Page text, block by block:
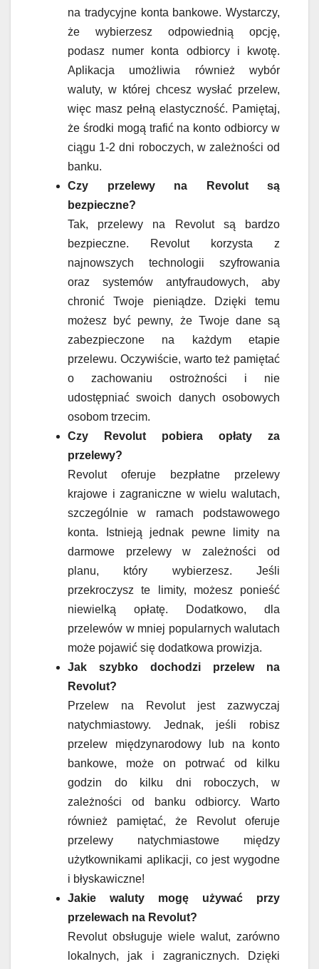
na tradycyjne konta bankowe. Wystarczy,
że wybierzesz odpowiednią opcję,
podasz numer konta odbiorcy i kwotę.
Aplikacja umożliwia również wybór
waluty, w której chcesz wysłać przelew,
więc masz pełną elastyczność. Pamiętaj,
że środki mogą trafić na konto odbiorcy w
ciągu 1-2 dni roboczych, w zależności od
banku.
Czy przelewy na Revolut są
bezpieczne?
Tak, przelewy na Revolut są bardzo
bezpieczne. Revolut korzysta z
najnowszych technologii szyfrowania
oraz systemów antyfraudowych, aby
chronić Twoje pieniądze. Dzięki temu
możesz być pewny, że Twoje dane są
zabezpieczone na każdym etapie
przelewu. Oczywiście, warto też pamiętać
o zachowaniu ostrożności i nie
udostępniać swoich danych osobowych
osobom trzecim.
Czy Revolut pobiera opłaty za
przelewy?
Revolut oferuje bezpłatne przelewy
krajowe i zagraniczne w wielu walutach,
szczególnie w ramach podstawowego
konta. Istnieją jednak pewne limity na
darmowe przelewy w zależności od
planu, który wybierzesz. Jeśli
przekroczysz te limity, możesz ponieść
niewielką opłatę. Dodatkowo, dla
przelewów w mniej popularnych walutach
może pojawić się dodatkowa prowizja.
Jak szybko dochodzi przelew na
Revolut?
Przelew na Revolut jest zazwyczaj
natychmiastowy. Jednak, jeśli robisz
przelew międzynarodowy lub na konto
bankowe, może on potrwać od kilku
godzin do kilku dni roboczych, w
zależności od banku odbiorcy. Warto
również pamiętać, że Revolut oferuje
przelewy natychmiastowe między
użytkownikami aplikacji, co jest wygodne
i błyskawiczne!
Jakie waluty mogę używać przy
przelewach na Revolut?
Revolut obsługuje wiele walut, zarówno
lokalnych, jak i zagranicznych. Dzięki